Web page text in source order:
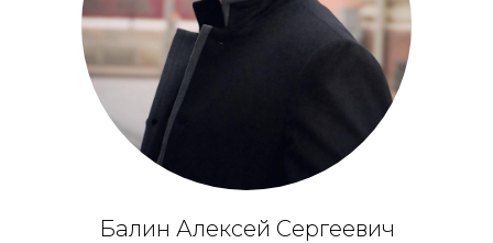
Балин Алексей Сергеевич